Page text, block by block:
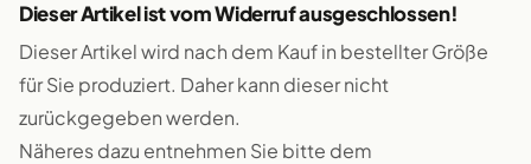
Dieser Artikel ist vom Widerruf ausgeschlossen!
Dieser Artikel wird nach dem Kauf in bestellter Größe
für Sie produziert. Daher kann dieser nicht
zurückgegeben werden.
Näheres dazu entnehmen Sie bitte dem